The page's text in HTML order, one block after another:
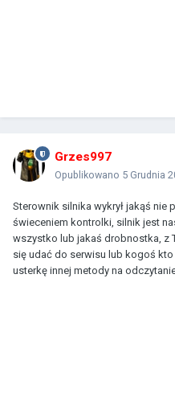
Grzes997
Opublikowano 5 Grudnia
Sterownik silnika wykrył jakąś nie
świeceniem kontrolki, silnik jest
wszystko lub jakaś drobnostka, z
się udać do serwisu lub kogoś
usterkę innej metody na odczytanie